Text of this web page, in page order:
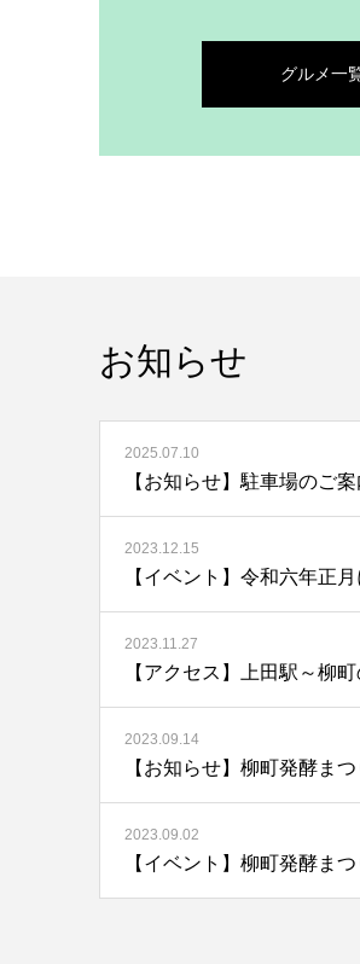
グルメ一
お知らせ
2025.07.10
【お知らせ】駐車場のご案
2023.12.15
2023.11.27
【アクセス】上田駅～柳
2023.09.14
【お知らせ】柳町発酵ま
2023.09.02
【イベント】柳町発酵ま